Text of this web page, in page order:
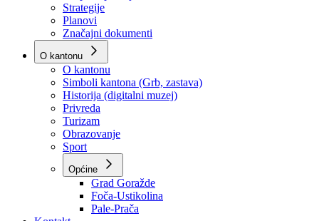
Poslovnik
Program rada Vlade
Ekspoze premijera
Strategije
Planovi
Značajni dokumenti
O kantonu
O kantonu
Simboli kantona (Grb, zastava)
Historija (digitalni muzej)
Privreda
Turizam
Obrazovanje
Sport
Općine